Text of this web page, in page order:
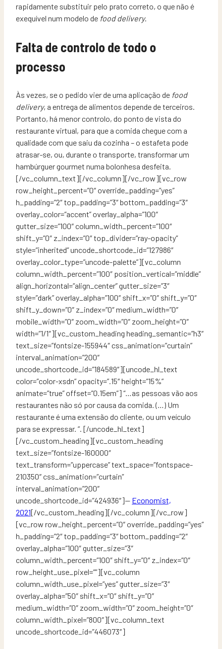
rapidamente substituir pelo prato correto, o que não é
exequível num modelo de food delivery.
Falta de controlo de todo o
processo
Às vezes, se o pedido vier de uma aplicação de food
delivery, a entrega de alimentos depende de terceiros.
Portanto, há menor controlo, do ponto de vista do
restaurante virtual, para que a comida chegue com a
qualidade com que saiu da cozinha – o estafeta pode
atrasar-se, ou, durante o transporte, transformar um
hambúrguer gourmet numa bolonhesa desfeita.
[/vc_column_text][/vc_column][/vc_row][vc_row
row_height_percent=”0″ override_padding=”yes”
h_padding=”2″ top_padding=”3″ bottom_padding=”3″
overlay_color=”accent” overlay_alpha=”100″
gutter_size=”100″ column_width_percent=”100″
shift_y=”0″ z_index=”0″ top_divider=”ray-opacity”
style=”inherited” uncode_shortcode_id=”127986″
overlay_color_type=”uncode-palette”][vc_column
column_width_percent=”100″ position_vertical=”middle”
align_horizontal=”align_center” gutter_size=”3″
style=”dark” overlay_alpha=”100″ shift_x=”0″ shift_y=”0″
shift_y_down=”0″ z_index=”0″ medium_width=”0″
mobile_width=”0″ zoom_width=”0″ zoom_height=”0″
width=”1/1″][vc_custom_heading heading_semantic=”h3″
text_size=”fontsize-155944″ css_animation=”curtain”
interval_animation=”200″
uncode_shortcode_id=”184589″][uncode_hl_text
color=”color-xsdn” opacity=”.15″ height=”15%”
animate=”true” offset=”0.15em”] “…as pessoas vão aos
restaurantes não só por causa da comida. (…) Um
restaurante é uma extensão do cliente, ou um veículo
para se expressar. ”. [/uncode_hl_text]
[/vc_custom_heading][vc_custom_heading
text_size=”fontsize-160000″
text_transform=”uppercase” text_space=”fontspace-
210350″ css_animation=”curtain”
interval_animation=”200″
uncode_shortcode_id=”424936″]— Economist,
2021[/vc_custom_heading][/vc_column][/vc_row]
[vc_row row_height_percent=”0″ override_padding=”yes”
h_padding=”2″ top_padding=”3″ bottom_padding=”2″
overlay_alpha=”100″ gutter_size=”3″
column_width_percent=”100″ shift_y=”0″ z_index=”0″
row_height_use_pixel=””][vc_column
column_width_use_pixel=”yes” gutter_size=”3″
overlay_alpha=”50″ shift_x=”0″ shift_y=”0″
medium_width=”0″ zoom_width=”0″ zoom_height=”0″
column_width_pixel=”800″][vc_column_text
uncode_shortcode_id=”446073″]